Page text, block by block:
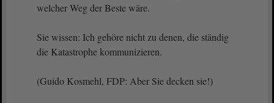
welcher Weg der Beste wäre.
Sie wissen: Ich gehöre nicht zu denen, die ständig
die Katastrophe kommunizieren.
(Guido Kosmehl, FDP: Aber Sie decken sie!)